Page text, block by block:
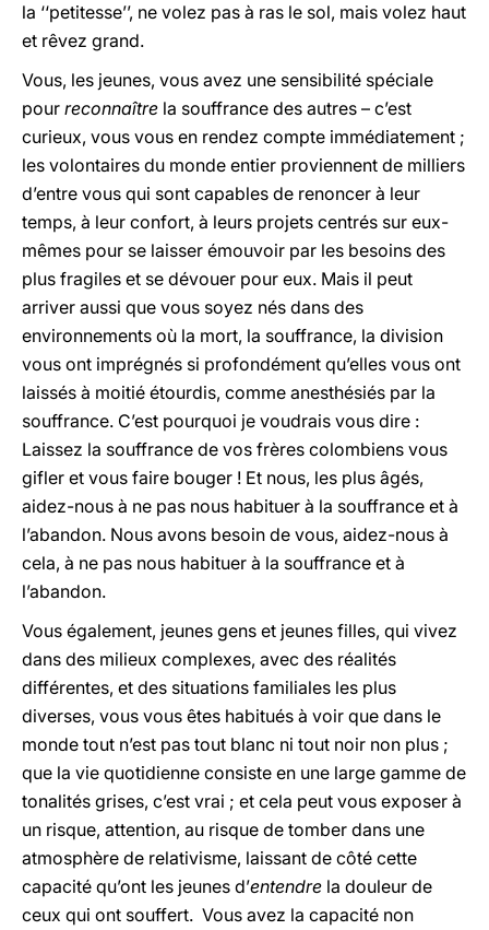
la ‘‘petitesse’’, ne volez pas à ras le sol, mais volez haut
et rêvez grand.
Vous, les jeunes, vous avez une sensibilité spéciale
pour reconnaître la souffrance des autres – c’est
curieux, vous vous en rendez compte immédiatement ;
les volontaires du monde entier proviennent de milliers
d’entre vous qui sont capables de renoncer à leur
temps, à leur confort, à leurs projets centrés sur eux-
mêmes pour se laisser émouvoir par les besoins des
plus fragiles et se dévouer pour eux. Mais il peut
arriver aussi que vous soyez nés dans des
environnements où la mort, la souffrance, la division
vous ont imprégnés si profondément qu’elles vous ont
laissés à moitié étourdis, comme anesthésiés par la
souffrance. C’est pourquoi je voudrais vous dire :
Laissez la souffrance de vos frères colombiens vous
gifler et vous faire bouger ! Et nous, les plus âgés,
aidez-nous à ne pas nous habituer à la souffrance et à
l’abandon. Nous avons besoin de vous, aidez-nous à
cela, à ne pas nous habituer à la souffrance et à
l’abandon.
Vous également, jeunes gens et jeunes filles, qui vivez
dans des milieux complexes, avec des réalités
différentes, et des situations familiales les plus
diverses, vous vous êtes habitués à voir que dans le
monde tout n’est pas tout blanc ni tout noir non plus ;
que la vie quotidienne consiste en une large gamme de
tonalités grises, c’est vrai ; et cela peut vous exposer à
un risque, attention, au risque de tomber dans une
atmosphère de relativisme, laissant de côté cette
capacité qu’ont les jeunes d’entendre la douleur de
ceux qui ont souffert. Vous avez la capacité non